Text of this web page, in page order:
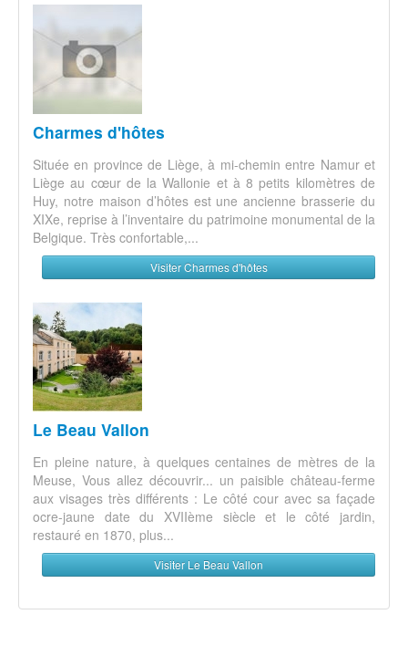
Charmes d'hôtes
Située en province de Liège, à mi-chemin entre Namur et
Liège au cœur de la Wallonie et à 8 petits kilomètres de
Huy, notre maison d’hôtes est une ancienne brasserie du
XIXe, reprise à l’inventaire du patrimoine monumental de la
Belgique. Très confortable,...
Visiter Charmes d'hôtes
Le Beau Vallon
En pleine nature, à quelques centaines de mètres de la
Meuse, Vous allez découvrir... un paisible château-ferme
aux visages très différents : Le côté cour avec sa façade
ocre-jaune date du XVIIème siècle et le côté jardin,
restauré en 1870, plus...
Visiter Le Beau Vallon